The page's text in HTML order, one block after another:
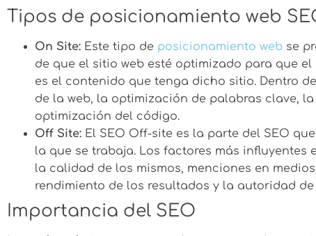
Tipos de posicionamiento web
On Site: Este tipo de posicionamiento web se
de que el sitio web esté optimizado para que
es el contenido que tenga dicho sitio. Dentro
de la web, la optimización de palabras clave,
optimización del código.
Off Site: El SEO Off-site es la parte del SEO
la que se trabaja. Los factores más influyentes
la calidad de los mismos, menciones en
rendimiento de los resultados y la autoridad de
Importancia del SEO